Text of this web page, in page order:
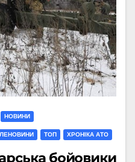
НОВИНИ
ТОП ХРОНІКА АТО
бойовики